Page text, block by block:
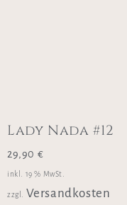
Lady Nada #12
29,90 €
inkl. 19 % MwSt.
zzgl. Versandkosten